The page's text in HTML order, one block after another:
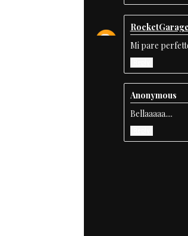
Mi pare
Anonymous
Bellaaaaa....